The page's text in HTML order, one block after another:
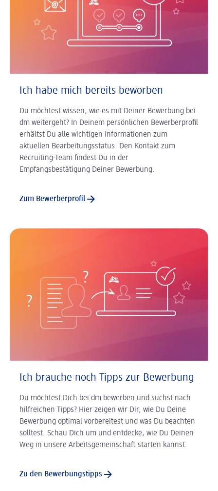
Ich habe mich bereits beworben
Du möchtest wissen, wie es mit Deiner Bewerbung bei
dm weitergeht? In Deinem persönlichen Bewerberprofil
erhältst Du alle wichtigen Informationen zum
aktuellen Bearbeitungsstatus. Den Kontakt zum
Recruiting-Team findest Du in der
Empfangsbestätigung Deiner Bewerbung.
Zum Bewerberprofil
Ich brauche noch Tipps zur Bewerbung
Du möchtest Dich bei dm bewerben und suchst nach
hilfreichen Tipps? Hier zeigen wir Dir, wie Du Deine
Bewerbung optimal vorbereitest und was Du beachten
solltest. Schau Dich um und entdecke, wie Du Deinen
Weg in unsere Arbeitsgemeinschaft starten kannst.
Zu den Bewerbungstipps